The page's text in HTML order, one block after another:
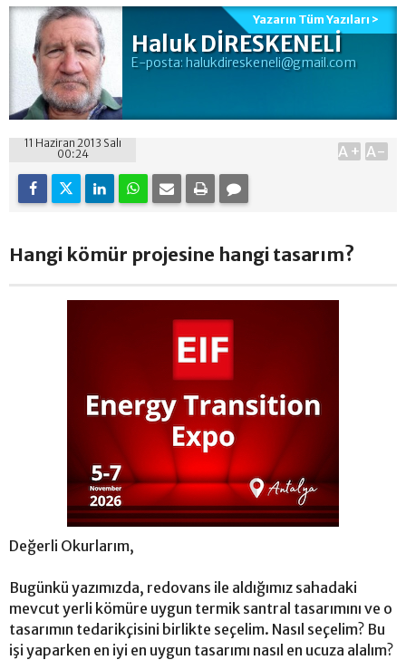
Haluk DİRESKENELİ
E-posta: halukdireskeneli@gmail.com
Yazarın Tüm Yazıları >
11 Haziran 2013 Salı
00:24
A+ A-
Hangi kömür projesine hangi tasarım?
Değerli Okurlarım,
Bugünkü yazımızda, redovans ile aldığımız sahadaki
mevcut yerli kömüre uygun termik santral tasarımını ve o
tasarımın tedarikçisini birlikte seçelim. Nasıl seçelim? Bu
işi yaparken en iyi en uygun tasarımı nasıl en ucuza alalım?